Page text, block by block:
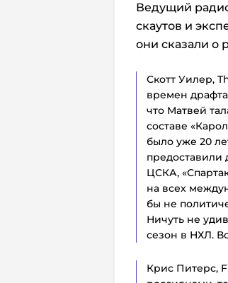
Ведущий
скаутов и
они сказали о
Скотт Уилер,
времен
что Матвей
составе
было уже 20
предоставили
ЦСКА,
на всех
бы не
Ничуть не
сезон в НХЛ.
Крис Питерс,